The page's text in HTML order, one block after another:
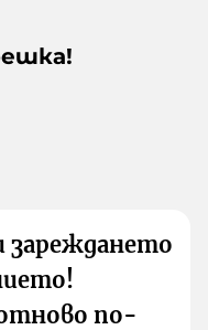
зареждането
по-